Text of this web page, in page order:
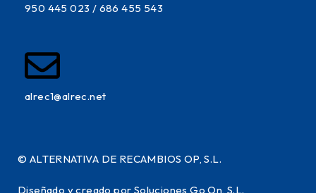
950 445 023 / 686 455 543
alrec1@alrec.net
© ALTERNATIVA DE RECAMBIOS OP, S.L.
Diseñado y creado por Soluciones Go On, S.L.